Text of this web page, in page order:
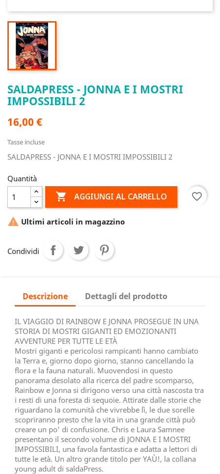
SALDAPRESS - JONNA E I MOSTRI
IMPOSSIBILI 2
16,00 €
Tasse incluse
SALDAPRESS - JONNA E I MOSTRI IMPOSSIBILI 2
Quantità
 AGGIUNGI AL CARRELLO favorite_border
 Ultimi articoli in magazzino
Condividi
Descrizione Dettagli del prodotto
IL VIAGGIO DI RAINBOW E JONNA PROSEGUE IN UNA
STORIA DI MOSTRI GIGANTI ED EMOZIONANTI
AVVENTURE PER TUTTE LE ETÀ
Mostri giganti e pericolosi rampicanti hanno cambiato
la Terra e, giorno dopo giorno, stanno cancellando la
flora e la fauna naturali. Muovendosi in questo
panorama desolato alla ricerca del padre scomparso,
Rainbow e Jonna si dirigono verso una città nascosta tra
i resti di una foresta di sequoie. Attirate dalle storie che
riguardano la comunità che vivrebbe lì, le due sorelle
scopriranno presto che la vita in una grande città può
creare un po’ di confusione. Chris e Laura Samnee
presentano il secondo volume di JONNA E I MOSTRI
IMPOSSIBILI, una favola fantastica e adatta a lettori di
tutte le età. Un altro grande titolo per YAÙ!, la collana
young adult di saldaPress.